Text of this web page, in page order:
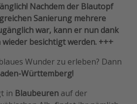
Türkei
Nachdem der Blautopf
Sanierung mehrere
war, kann er nun dank
besichtigt werden. +++
Wunder zu erleben? Dann
Württemberg!
in Blaubeuren auf der